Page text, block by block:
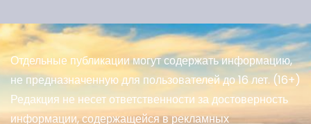
Отдельные публикации могут содержать информацию,
не предназначенную для пользователей до 16 лет. (16+)
Редакция не несет ответственности за достоверность
информации, содержащейся в рекламных